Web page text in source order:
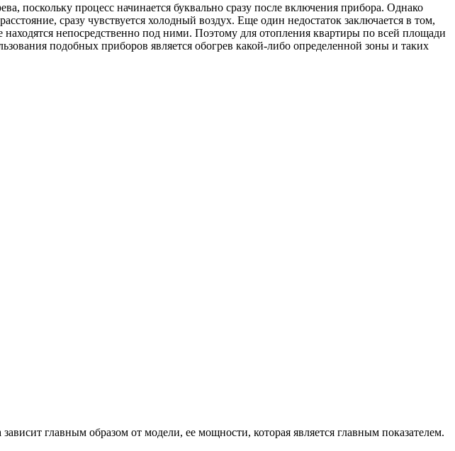
поскольку процесс начинается буквально сразу после включения прибора. Однако
сразу чувствуется холодный воздух. Еще один недостаток заключается в том,
непосредственно под ними. Поэтому для отопления квартиры по всей площади
подобных приборов является обогрев какой-либо определенной зоны и таких
главным образом от модели, ее мощности, которая является главным показателем.